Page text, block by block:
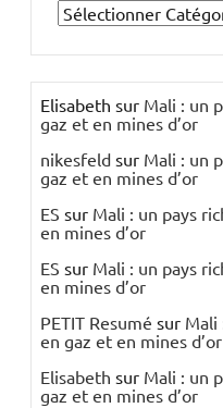
Elisabeth sur Mali : un
gaz et en mines d’or
nikesfeld sur Mali : un
gaz et en mines d’or
ES sur Mali : un pays
en mines d’or
ES sur Mali : un pays
en mines d’or
PETIT Resumé sur Mali
en gaz et en mines d’or
Elisabeth sur Mali : un
gaz et en mines d’or